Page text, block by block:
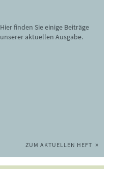
Hier finden Sie einige Beiträge
unserer aktuellen Ausgabe.
ZUM AKTUELLEN HEFT